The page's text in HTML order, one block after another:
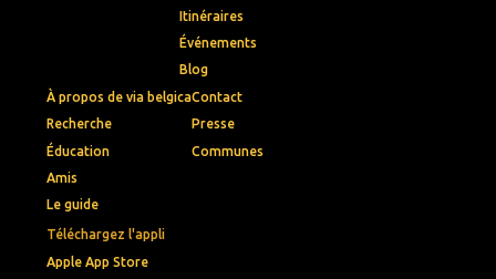
Téléchargez l'appli
Apple App Store
Itinéraires
Événements
Blog
À propos de via belgica
Recherche
Éducation
Amis
Le guide
Contact
Presse
Communes